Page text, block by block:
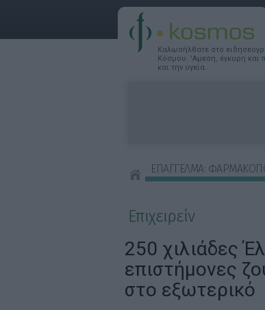
Καλωσήλθατε στο
Κόσμου. 'Αμεση, έγκυρη και
και την υγεία.
ΕΠΑΓΓΕΛΜΑ:
Επιχειρείν
250 χιλιάδες
επιστήμονες
στο εξωτερικό